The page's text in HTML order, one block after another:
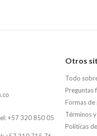
+57 320 850 05
Otros
Todo
Preguntas
Formas de
Términos
Políticas